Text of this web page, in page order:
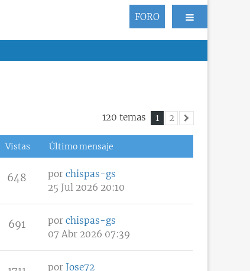
FORO
120 temas 1
2
Siguiente
Vistas Último mensaje
648 por chispas-gs
25 Jul 2026 20:10
691 por chispas-gs
07 Abr 2026 07:39
por Jose72